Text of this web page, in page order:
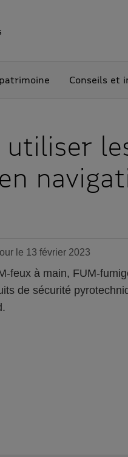
Conseils et
en
le 13 février 2023
feux à main, FUM-
de sécurité